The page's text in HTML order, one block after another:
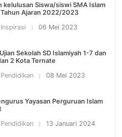
kelulusan Siswa/siswi SMA Islam
Ajaran 2022/2023
Inspirasi 06 Mei 2023
Sekolah SD Islamiyah 1-7 dan
2 Kota Ternate
Pendidikan 08 Mei 2023
Yayasan Perguruan Islam
Pendidikan 13 Januari 2024